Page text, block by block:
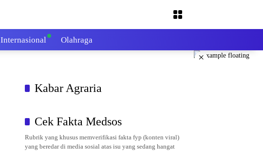
Internasional Olahraga
×
Kabar Agraria
Cek Fakta Medsos
Rubrik yang khusus memverifikasi fakta fyp (konten viral)
yang beredar di media sosial atas isu yang sedang hangat